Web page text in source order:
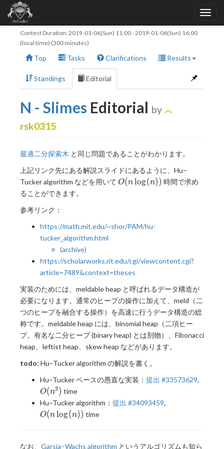
Contest Duration: 2019-01-06(Sun) 11:00-2019-01-06(Sun) 16:00
(local time) (300 minutes)
Top Tasks Clarifications Results
Standings Editorial
N - Slimes Editorial by
rsk0315
最適二分探索木 と同じ問題であることがわかります。
上記リンク先にある解説スライドにあるように、Hu–
Tucker algorithm などを用いて O(n\log(n))
O(n log(n) ) 時間で求め
ることができます。
参考リンク：
https://math.mit.edu/~shor/PAM/hu-
tucker_algorithm.html
(archive)
https://scholarworks.rit.edu/cgi/viewcontent.cgi?
article=7489&context=theses
実装のためには、meldable heap と呼ばれるデータ構造が
必要になります。通常のヒープの操作に加えて、meld（二
つのヒープを融合する操作）を高速に行うデータ構造の総
称です。meldable heap には、binomial heap（二項ヒー
プ。有名な二分ヒープ (binary heap) とは別物）、Fibonacci
heap、leftist heap、skew heap などがあります。
todo: Hu–Tucker algorithm の解説を書く。
Hu–Tucker ベースの愚直な実装： 提出 #33573629,
O(n3 ) time
Hu–Tucker algorithm： 提出 #34093459,
O(n log(n) ) time
なお、 Garsia–Wachs algorithm というアルゴリズムも知ら